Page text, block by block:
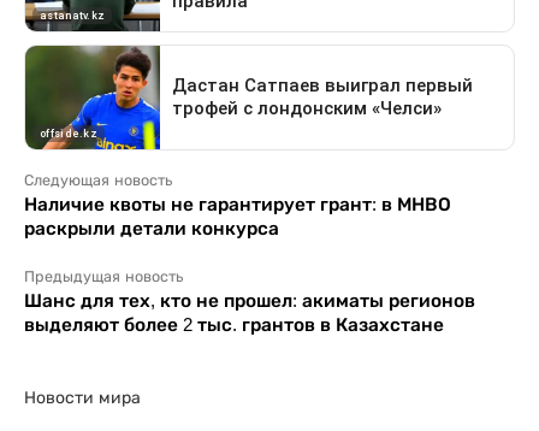
Следующая новость
Наличие квоты не гарантирует грант: в МНВО
раскрыли детали конкурса
Предыдущая новость
Шанс для тех, кто не прошел: акиматы регионов
выделяют более 2 тыс. грантов в Казахстане
Новости мира